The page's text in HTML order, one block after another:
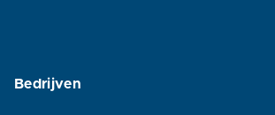
Bedrijven